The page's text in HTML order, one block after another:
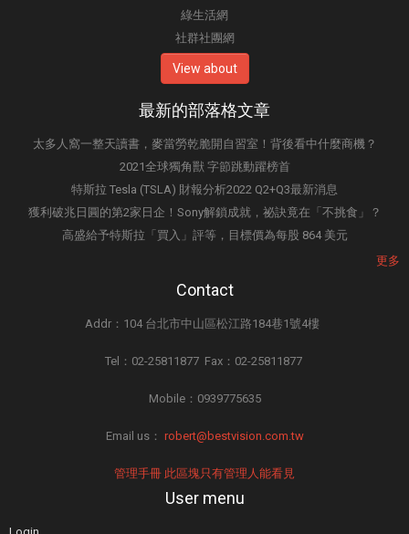
綠生活網
社群社團網
View about
最新的部落格文章
太多人窩一整天讀書，麥當勞乾脆開自習室！背後看中什麼商機？
2021全球獨角獸 字節跳動躍榜首
特斯拉 Tesla (TSLA) 財報分析2022 Q2+Q3最新消息
獲利破兆日圓的第2家日企！Sony解鎖成就，祕訣竟在「不挑食」？
高盛給予特斯拉「買入」評等，目標價為每股 864 美元
更多
Contact
Addr：104 台北市中山區松江路184巷1號4樓
Tel：02-25811877 Fax：02-25811877
Mobile：0939775635
Email us： robert@bestvision.com.tw
管理手冊 此區塊只有管理人能看見
User menu